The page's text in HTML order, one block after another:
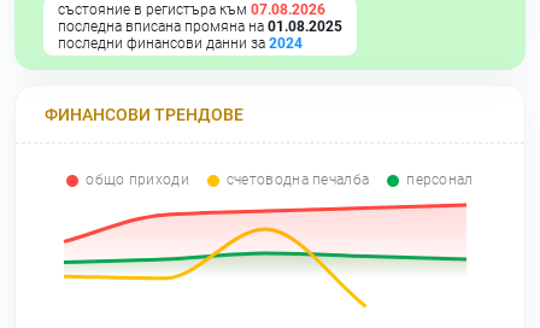
състояние в регистъра към 07.08.2026
последна вписана промяна на 01.08.2025
последни финансови данни за 2024
ФИНАНСОВИ ТРЕНДОВЕ
общо приходи счетоводна печалба персонал